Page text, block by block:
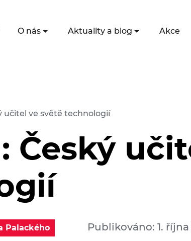
O nás Aktuality a blog Akce
učitel ve světě technologií
Český
Palackého Publikováno: 1. října